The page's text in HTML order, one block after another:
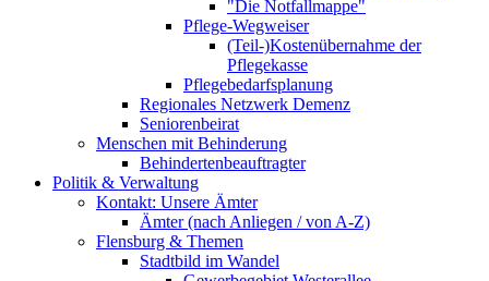
"Die Notfallmappe"
Pflege-Wegweiser
(Teil-)Kostenübernahme der
Pflegekasse
Pflegebedarfsplanung
Regionales Netzwerk Demenz
Seniorenbeirat
Menschen mit Behinderung
Behindertenbeauftragter
Politik & Verwaltung
Kontakt: Unsere Ämter
Ämter (nach Anliegen / von A-Z)
Flensburg & Themen
Stadtbild im Wandel